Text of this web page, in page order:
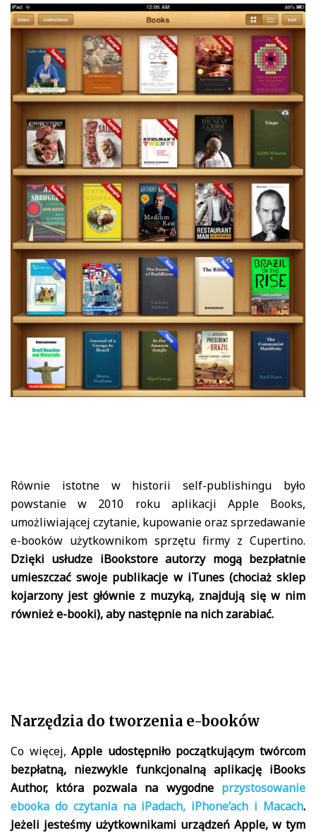
Równie istotne w historii self-publishingu było
powstanie w 2010 roku aplikacji Apple Books,
umożliwiającej czytanie, kupowanie oraz sprzedawanie
e-booków użytkownikom sprzętu firmy z Cupertino.
Dzięki usłudze iBookstore autorzy mogą bezpłatnie
umieszczać swoje publikacje w iTunes (chociaż sklep
kojarzony jest głównie z muzyką, znajdują się w nim
również e-booki), aby następnie na nich zarabiać.
Narzędzia do tworzenia e-booków
Co więcej,Apple udostępniło początkującym twórcom
bezpłatną, niezwykle funkcjonalną aplikację iBooks
Author, która pozwala na wygodne przystosowanie
ebooka do czytania na iPadach, iPhone’ach i Macach.
Jeżeli jesteśmy użytkownikami urządzeń Apple, w tym